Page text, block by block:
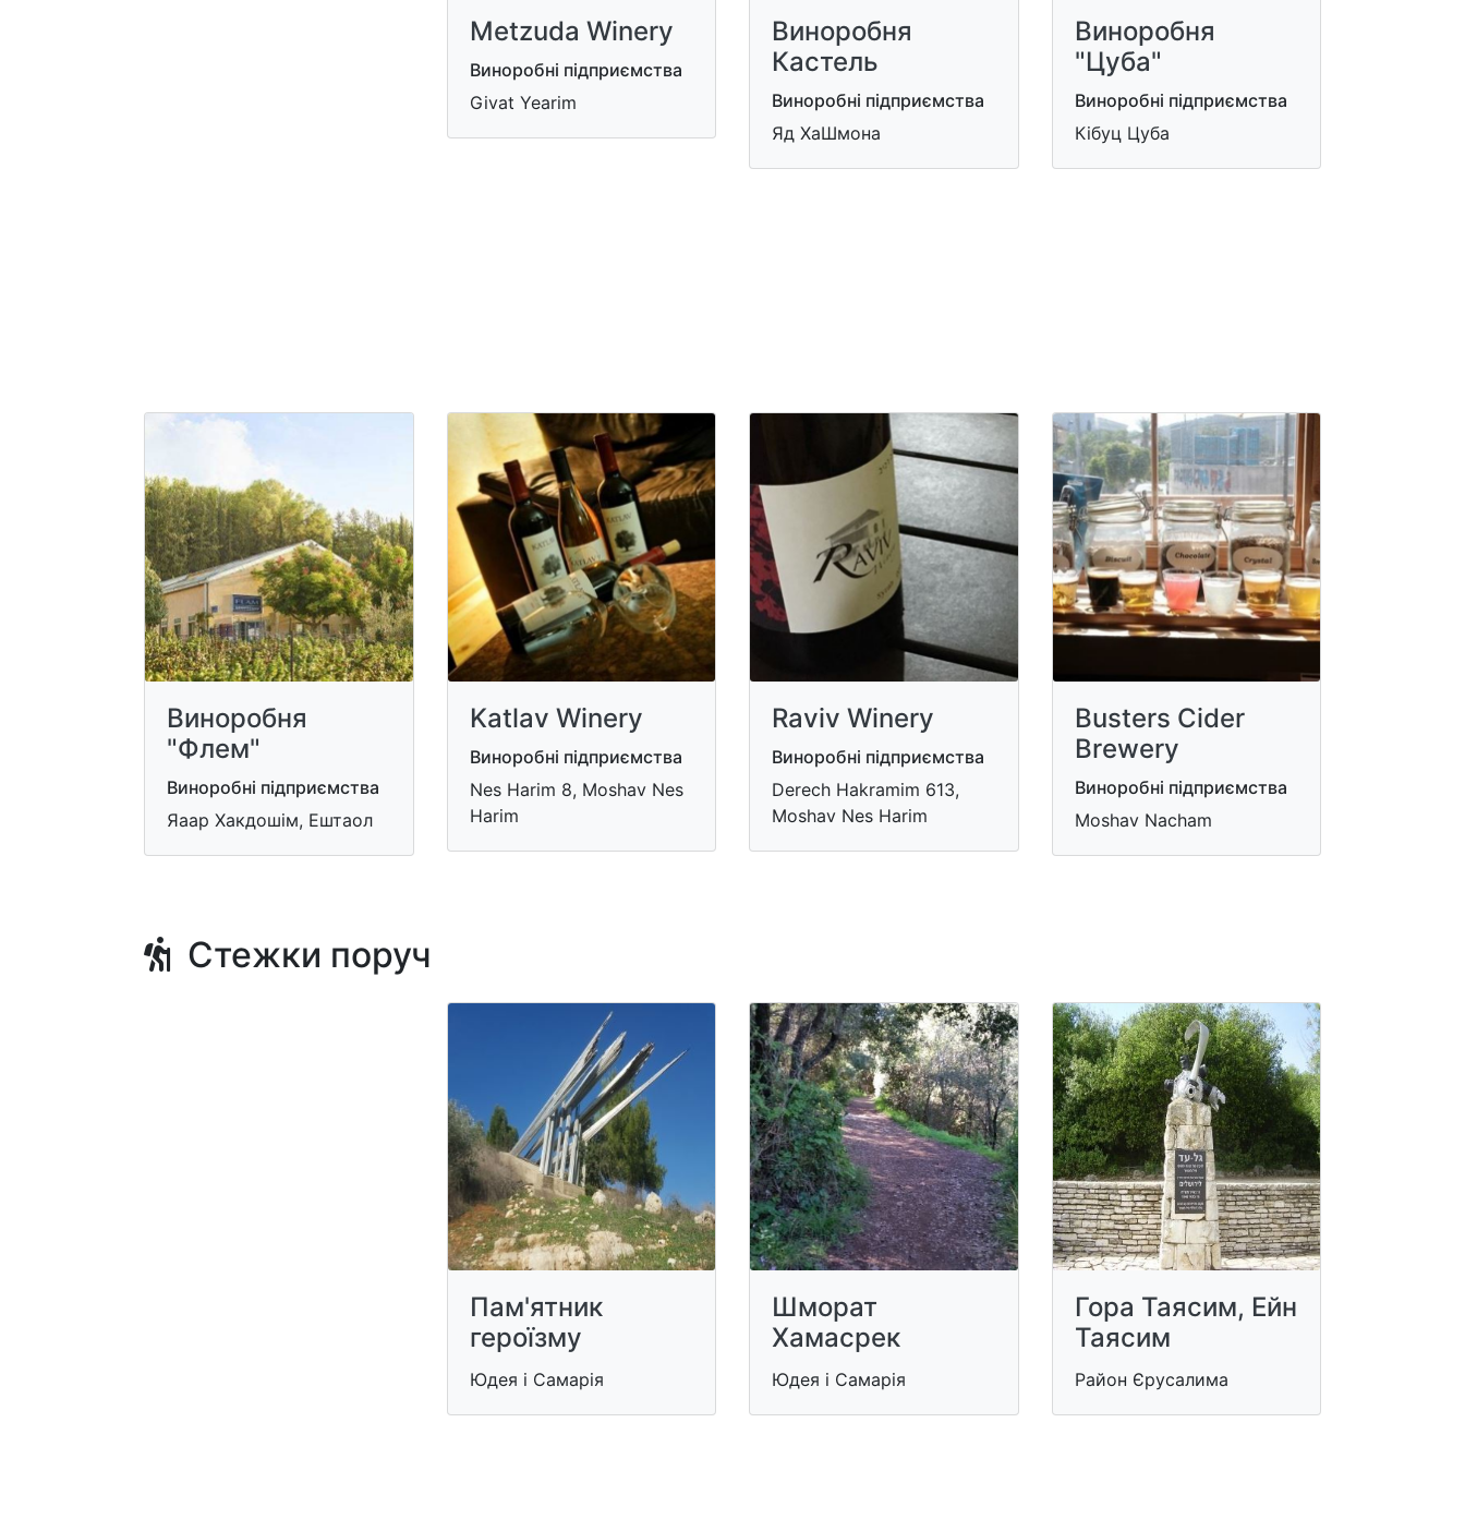
Metzuda Winery
Виноробні підприємства
Givat Yearim
Виноробня
Кастель
Виноробні підприємства
Яд ХаШмона
Виноробня
"Цуба"
Виноробні підприємства
Кібуц Цуба
Виноробня
"Флем"
Виноробні підприємства
Яаар Хакдошім, Ештаол
Katlav Winery
Виноробні підприємства
Nes Harim 8, Moshav Nes
Harim
Raviv Winery
Виноробні підприємства
Derech Hakramim 613,
Moshav Nes Harim
Busters Cider
Brewery
Виноробні підприємства
Moshav Nacham
Стежки поруч
Пам'ятник
героїзму
Юдея і Самарія
Шморат
Хамасрек
Юдея і Самарія
Гора Таясим, Ейн
Таясим
Район Єрусалима